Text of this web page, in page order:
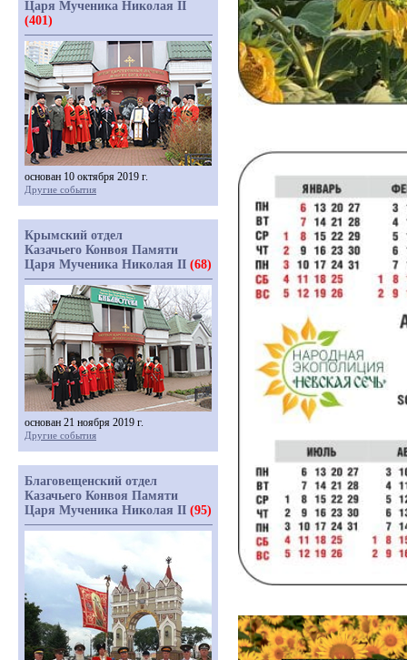
Царя Мученика Николая II
(401)
основан 10 октября 2019 г.
Другие события
Крымский отдел
Казачьего Конвоя Памяти
Царя Мученика Николая II (68)
основан 21 ноября 2019 г.
Другие события
Благовещенский отдел
Казачьего Конвоя Памяти
Царя Мученика Николая II (95)